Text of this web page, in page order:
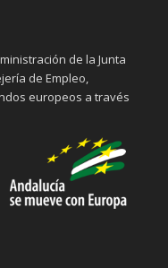
de la Junta
de Empleo,
europeos a través